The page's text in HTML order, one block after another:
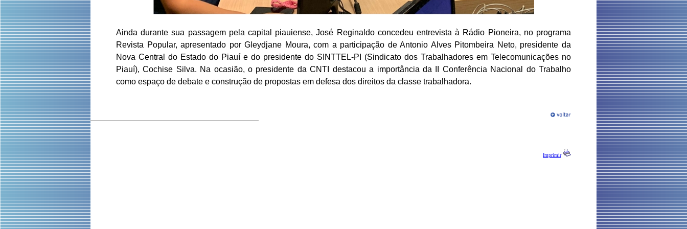
Ainda durante sua passagem pela capital piauiense, José Reginaldo concedeu entrevista à Rádio Pioneira, no programa
Revista Popular, apresentado por Gleydjane Moura, com a participação de Antonio Alves Pitombeira Neto, presidente da
Nova Central do Estado do Piauí e do presidente do SINTTEL-PI (Sindicato dos Trabalhadores em Telecomunicações no
Piauí), Cochise Silva. Na ocasião, o presidente da CNTI destacou a importância da II Conferência Nacional do Trabalho
como espaço de debate e construção de propostas em defesa dos direitos da classe trabalhadora.
Imprimir